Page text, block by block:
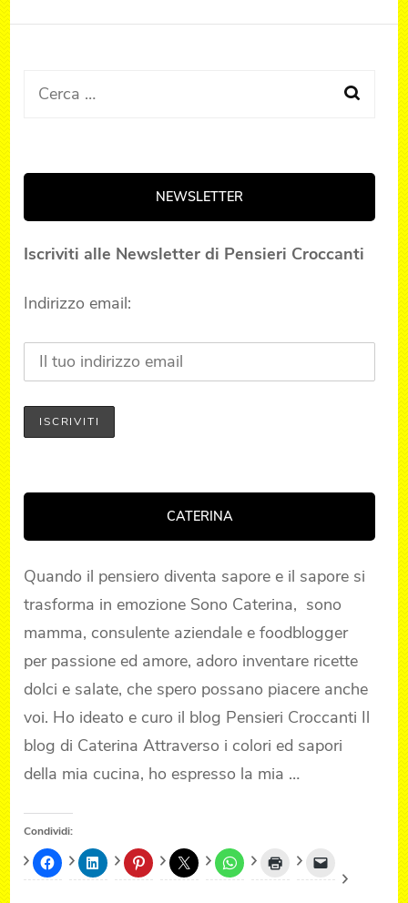
Ricerca
NEWSLETTER
Iscriviti alle Newsletter di Pensieri Croccanti
Indirizzo email:
CATERINA
Quando il pensiero diventa sapore e il sapore si
trasforma in emozione Sono Caterina, sono
mamma, consulente aziendale e foodblogger
per passione ed amore, adoro inventare ricette
dolci e salate, che spero possano piacere anche
voi. Ho ideato e curo il blog Pensieri Croccanti Il
blog di Caterina Attraverso i colori ed sapori
della mia cucina, ho espresso la mia …
Condividi: